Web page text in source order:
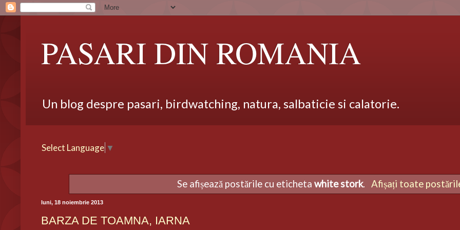
PASARI DIN ROMANIA
Un blog despre pasari, birdwatching, natura, salbaticie si calatorie.
Select Language ▼
Se afișează postările cu etichetawhite stork. Afișați toate
luni, 18 noiembrie 2013
BARZA DE TOAMNA, IARNA